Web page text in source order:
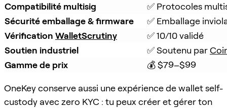
Compatibilité multisig
✅ Protocoles
Sécurité emballage & firmware
✅ Emballage
Vérification WalletScrutiny
✅ 10/10 validé
Soutien industriel
✅ Soutenu par
Gamme de prix
💰 $79–$99
OneKey conserve aussi une expérience de wallet self-
custody avec zero KYC : tu peux créer et gérer ton